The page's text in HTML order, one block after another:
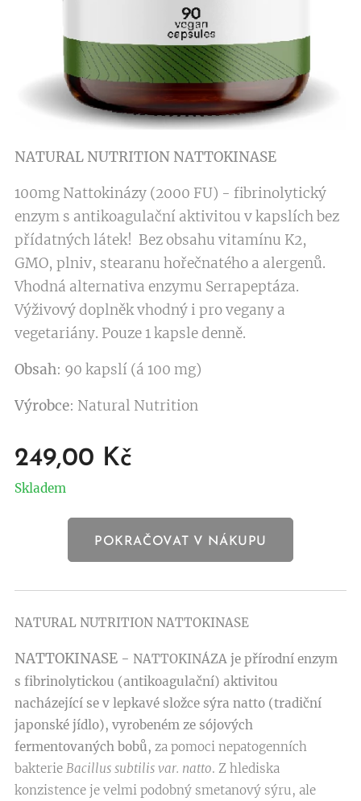
NATURAL NUTRITION NATTOKINASE
100mg Nattokinázy (2000 FU) - fibrinolytický
enzym s antikoagulační aktivitou v kapslích bez
přídatných látek! Bez obsahu vitamínu K2,
GMO, plniv, stearanu hořečnatého a alergenů.
Vhodná alternativa enzymu Serrapeptáza.
Výživový doplněk vhodný i pro vegany a
vegetariány. Pouze 1 kapsle denně.
Obsah: 90 kapslí (á 100 mg)
Výrobce: Natural Nutrition
249,00 Kč
Skladem
POKRAČOVAT V NÁKUPU
NATURAL NUTRITION NATTOKINASE
NATTOKINASE - NATTOKINÁZA je přírodní enzym
s fibrinolytickou (antikoagulační) aktivitou
nacházející se v lepkavé složce sýra natto (tradiční
japonské jídlo), vyrobeném ze sójových
fermentovaných bobů, za pomoci nepatogenních
bakterie Bacillus subtilis var. natto. Z hlediska
konzistence je velmi podobný smetanový sýru, ale